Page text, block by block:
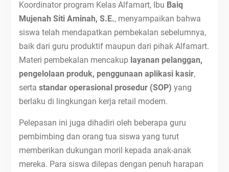
Koordinator program Kelas Alfamart, Ibu Baiq
Mujenah Siti Aminah, S.E., menyampaikan bahwa
siswa telah mendapatkan pembekalan sebelumnya,
baik dari guru produktif maupun dari pihak Alfamart.
Materi pembekalan mencakup layanan pelanggan,
pengelolaan produk, penggunaan aplikasi kasir,
serta standar operasional prosedur (SOP) yang
berlaku di lingkungan kerja retail modern.
Pelepasan ini juga dihadiri oleh beberapa guru
pembimbing dan orang tua siswa yang turut
memberikan dukungan moril kepada anak-anak
mereka. Para siswa dilepas dengan penuh harapan